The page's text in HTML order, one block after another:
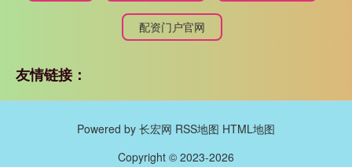
配资门户官网
友情链接：
Powered by 长宏网 RSS地图 HTML地图
Copyright © 2023-2026